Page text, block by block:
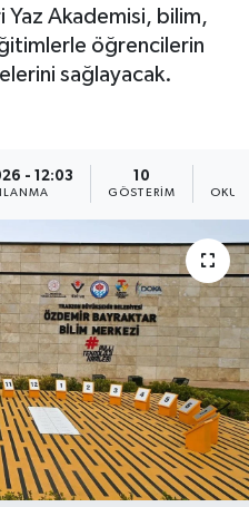
Yaz Akademisi, bilim,
öğrencilerin
sağlayacak.
- 12:03 10
GÖSTERIM